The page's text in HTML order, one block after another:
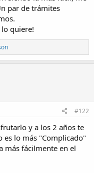
par de trámites
quiere!
#122
y a los 2 años te
es lo más "Complicado"
más fácilmente en el